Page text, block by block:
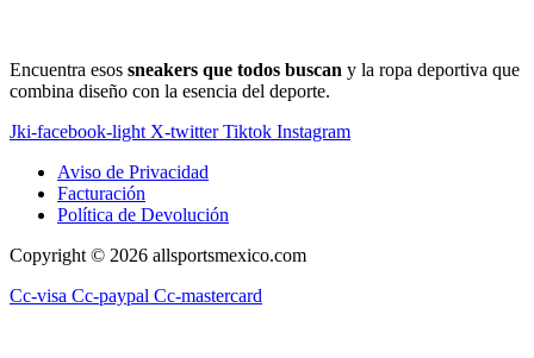
Encuentra esos sneakers que todos buscan y la ropa deportiva que
combina diseño con la esencia del deporte.
Jki-facebook-light X-twitter Tiktok Instagram
Aviso de Privacidad
Facturación
Política de Devolución
Copyright © 2026 allsportsmexico.com
Cc-visa Cc-paypal Cc-mastercard